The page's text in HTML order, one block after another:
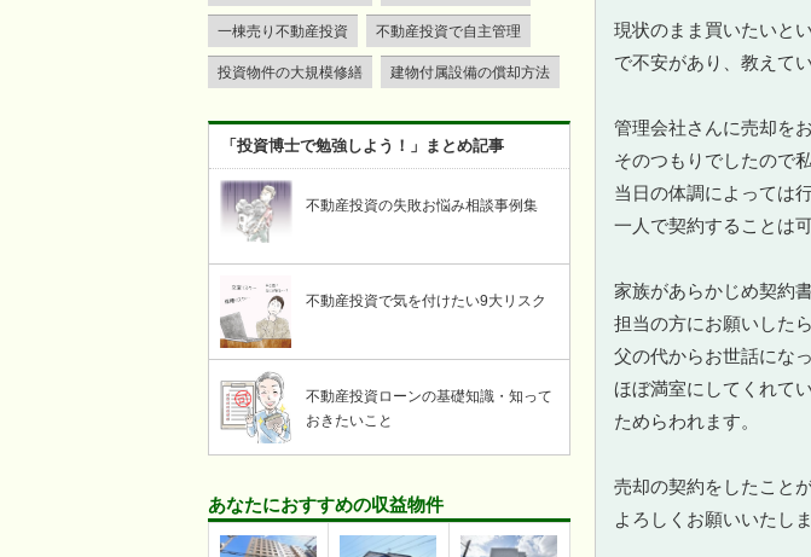
現状のまま買いたいと
で不安があり、教えて
管理会社さんに売却を
そのつもりでしたので
当日の体調によっては
一人で契約することは
家族があらかじめ契約
担当の方にお願いした
父の代からお世話にな
ほぼ満室にしてくれて
ためらわれます。
売却の契約をしたこと
よろしくお願いいたしま
一棟売り不動産投資 不動産投資で自主管理
投資物件の大規模修繕 建物付属設備の償却方法
「投資博士で勉強しよう！」まとめ記事
不動産投資の失敗お悩み相談事例集
不動産投資で気を付けたい9大リスク
不動産投資ローンの基礎知識・知って
おきたいこと
あなたにおすすめの収益物件